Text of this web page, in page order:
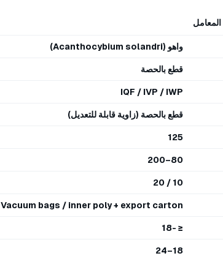
المعامل
واهو (Acanthocybium solandri)
قطع بالحصة
IQF / IVP / IWP
قطع بالحصة (زاوية قابلة للتعديل)
125
80–200
10 / 20
Vacuum bags / inner poly + export carton
≤ -18
18–24